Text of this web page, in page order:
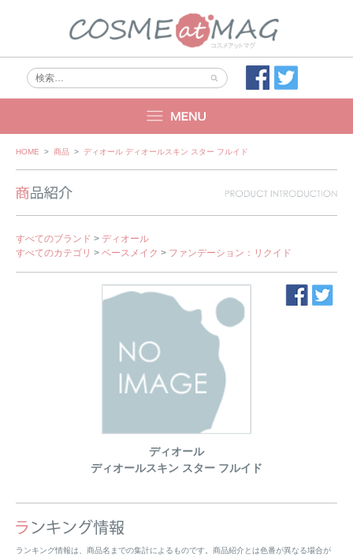
Skip
HOME > 商品 > ディオール ディオールスキン スター フルイド
すべてのブランド > ディオール
すべてのカテゴリ > ベースメイク > ファンデーション：リクイド
ディオール
ディオールスキン スター フルイド
ランキング情報は、商品名までの集計によるものです。商品紹介とは色番が異なる場合が